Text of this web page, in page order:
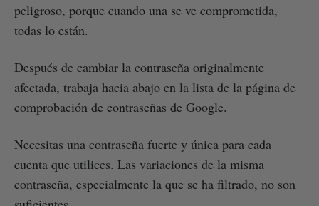
peligroso, porque cuando una se ve comprometida,
todas lo están.
Después de cambiar la contraseña originalmente
afectada, trabaja hacia abajo en la lista de la página de
comprobación de contraseñas de Google.
Necesitas una contraseña fuerte y única para cada
cuenta que utilices. Las variaciones de la misma
contraseña, especialmente la que se ha filtrado, no son